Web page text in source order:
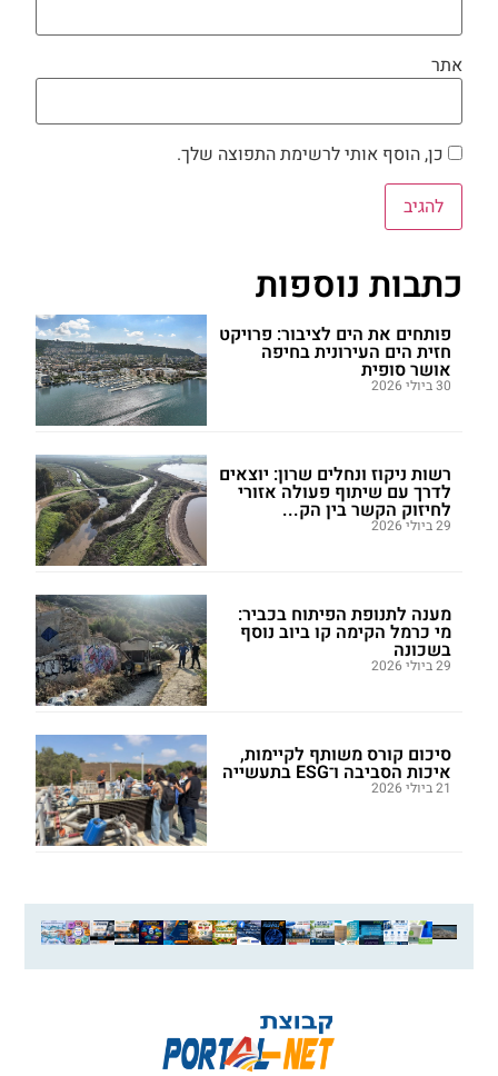
אתר
כן, הוסף אותי לרשימת התפוצה שלך.
כתבות נוספות
פותחים את הים לציבור: פרויקט
חזית הים העירונית בחיפה
אושר סופית
30 ביולי 2026
רשות ניקוז ונחלים שרון: יוצאים
לדרך עם שיתוף פעולה אזורי
לחיזוק הקשר בין הק...
29 ביולי 2026
מענה לתנופת הפיתוח בכביר:
מי כרמל הקימה קו ביוב נוסף
בשכונה
29 ביולי 2026
סיכום קורס משותף לקיימות,
איכות הסביבה ו־ESG בתעשייה
21 ביולי 2026